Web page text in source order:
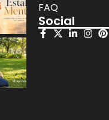
FAQ
Social